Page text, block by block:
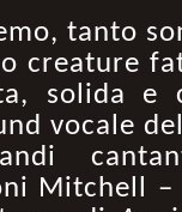
tanto
creature
solida e
vocale
Mitchell